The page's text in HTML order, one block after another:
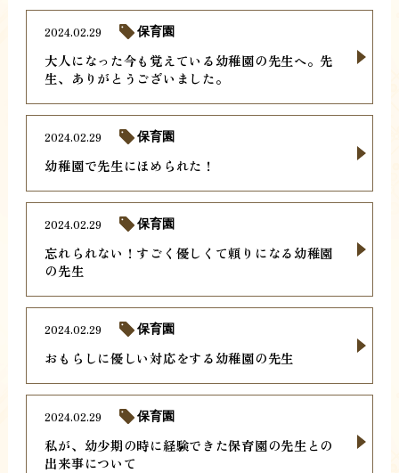
大人になった今も覚えている幼稚園の先生へ。先
生、ありがとうございました。
2024.02.29 保育園
幼稚園で先生にほめられた！
2024.02.29 保育園
忘れられない！すごく優しくて頼りになる幼稚園
の先生
2024.02.29 保育園
おもらしに優しい対応をする幼稚園の先生
2024.02.29 保育園
私が、幼少期の時に経験できた保育園の先生との
出来事について
2024.02.29 保育園